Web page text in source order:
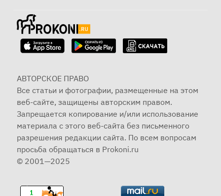
АВТОРСКОЕ ПРАВО
Все статьи и фотографии, размещенные на этом
веб-сайте, защищены авторским правом.
Запрещается копирование и/или использование
материала с этого веб-сайта без письменного
разрешения редакции сайта. По всем вопросам
просьба обращаться в Prokoni.ru
© 2001—2025